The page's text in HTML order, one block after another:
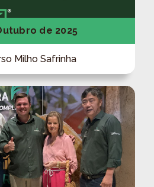
de 2025
Milho Safrinha